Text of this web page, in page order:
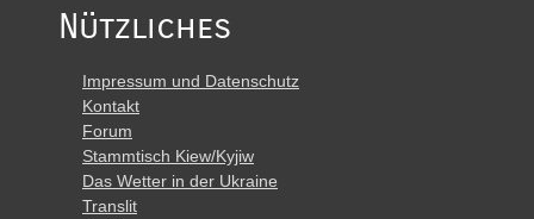
Nützliches
Impressum und Datenschutz
Kontakt
Forum
Stammtisch Kiew/Kyjiw
Das Wetter in der Ukraine
Translit